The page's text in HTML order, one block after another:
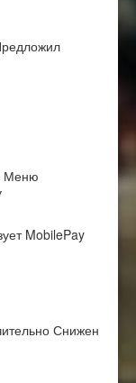
Меню
MobilePay
Снижен